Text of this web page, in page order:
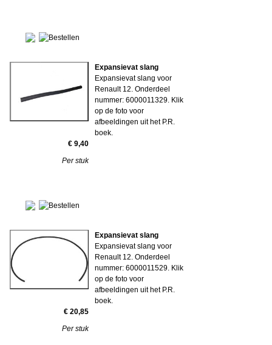
Expansievat slang
Expansievat slang voor
Renault 12. Onderdeel
nummer: 6000011329. Klik
op de foto voor
afbeeldingen uit het P.R.
boek.
€ 9,40
Per stuk
Expansievat slang
Expansievat slang voor
Renault 12. Onderdeel
nummer: 6000011529. Klik
op de foto voor
afbeeldingen uit het P.R.
boek.
€ 20,85
Per stuk